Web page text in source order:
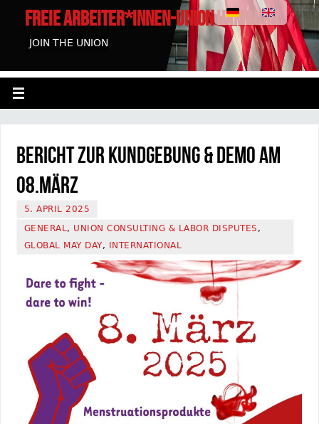
FREIE ARBEITER*INNEN-UNION HAMBURG
JOIN THE UNION
Bericht zur Kundgebung & Demo am
08.März
5. APRIL 2025
GENERAL , UNION CONSULTING & LABOR DISPUTES ,
GLOBAL MAY DAY, INTERNATIONAL